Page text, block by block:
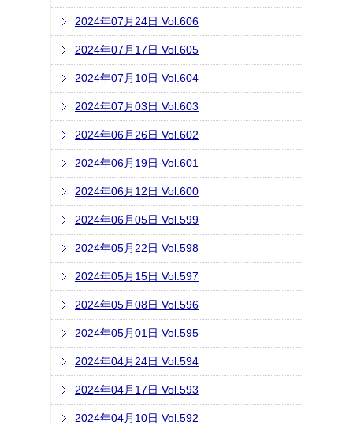
2024年07月24日 Vol.606
2024年07月17日 Vol.605
2024年07月10日 Vol.604
2024年07月03日 Vol.603
2024年06月26日 Vol.602
2024年06月19日 Vol.601
2024年06月12日 Vol.600
2024年06月05日 Vol.599
2024年05月22日 Vol.598
2024年05月15日 Vol.597
2024年05月08日 Vol.596
2024年05月01日 Vol.595
2024年04月24日 Vol.594
2024年04月17日 Vol.593
2024年04月10日 Vol.592